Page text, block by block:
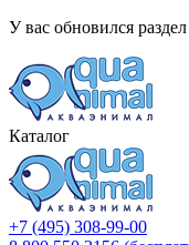
У вас обновился
Каталог
+7 (495) 308-99-00